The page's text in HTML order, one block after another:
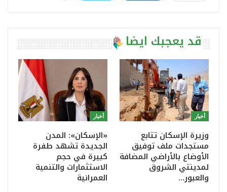
قد يعجبك ايضا
أخبار
وزيرة الإسكان تتابع
مستجدات ملف توفيق
الأوضاع بالأراضي المضافة
لمدينتي الشروق
والعبور…
أخبار
«الإسكان»: المدن
الجديدة تشهد طفرة
كبيرة في حجم
الاستثمارات والتنمية
العمرانية